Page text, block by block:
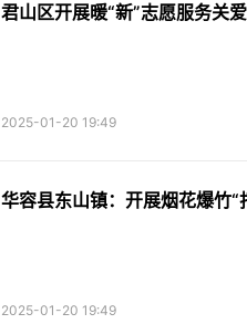
君山区开展暖“新”志愿服务关
2025-01-20 19:49
华容县东山镇：开展烟花爆竹
2025-01-20 19:49